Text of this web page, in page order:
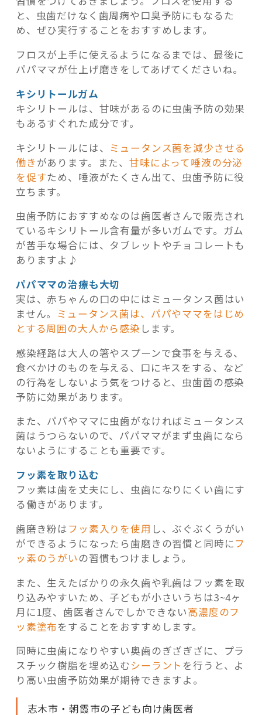
と、虫歯だけなく歯周病や口臭予防にもなるた
め、ぜひ実行することをおすすめします。
フロスが上手に使えるようになるまでは、最後に
パパママが仕上げ磨きをしてあげてくださいね。
キシリトールガム
キシリトールは、甘味があるのに虫歯予防の効果
もあるすぐれた成分です。
キシリトールには、 ミュータンス菌を減少させる
働き があります。また、甘味によって唾液の分泌
を促すため、唾液がたくさん出て、虫歯予防に役
立ちます。
虫歯予防におすすめなのは歯医者さんで販売され
ているキシリトール含有量が多いガムです。ガム
が苦手な場合には、タブレットやチョコレートも
ありますよ♪
パパママの治療も大切
実は、赤ちゃんの口の中にはミュータンス菌はい
ません。 ミュータンス菌は、パパやママをはじめ
とする周囲の大人から感染 します。
感染経路は大人の箸やスプーンで食事を与える、
食べかけのものを与える、口にキスをする、など
の行為をしないよう気をつけると、虫歯菌の感染
予防に効果があります。
また、パパやママに虫歯がなければミュータンス
菌はうつらないので、パパママがまず虫歯になら
ないようにすることも重要です。
フッ素を取り込む
フッ素は歯を丈夫にし、虫歯になりにくい歯にす
る働きがあります。
歯磨き粉はフッ素入りを使用 し、ぶぐぶくうがい
ができるようになったら歯磨きの習慣と同時にフ
ッ素のうがい の習慣もつけましょう。
また、生えたばかりの永久歯や乳歯はフッ素を取
り込みやすいため、子どもが小さいうちは3~4ヶ
月に1度、歯医者さんでしかできない高濃度のフ
ッ素塗布をすることをおすすめします。
同時に虫歯になりやすい奥歯のぎざぎざに、プラ
スチック樹脂を埋め込むシーラント を行うと、よ
り高い虫歯予防効果が期待できますよ。
志木市・朝霞市の子ども向け歯医者